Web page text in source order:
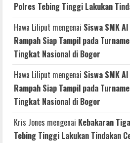
Polres Tebing Tinggi Lakukan
Hawa Liliput mengenai Siswa SMK
Rampah Siap Tampil pada
Tingkat Nasional di Bogor
Hawa Liliput mengenai Siswa SMK
Rampah Siap Tampil pada
Tingkat Nasional di Bogor
Kris Jones mengenai Kebakaran
Tebing Tinggi Lakukan Tindakan